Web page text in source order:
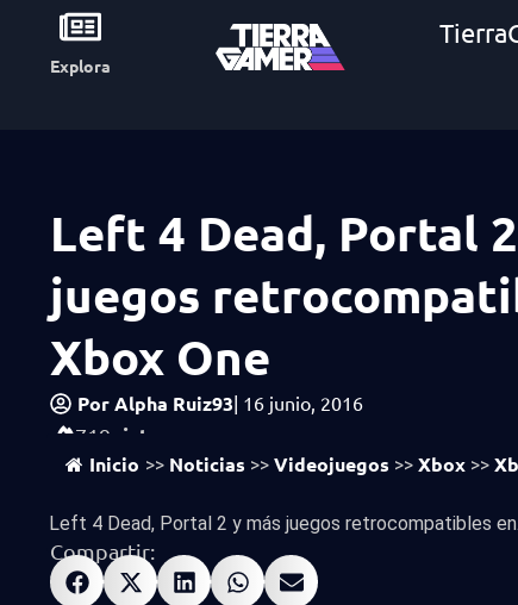
Explora
Left 4 Dead, Portal
juegos
Xbox One
PorAlpha Ruiz93| 16 junio, 2016
719 vistas
Inicio >> Noticias >> Videojuegos >> Xbox >>
Left 4 Dead, Portal 2 y más juegos retrocompatibles
Compartir: